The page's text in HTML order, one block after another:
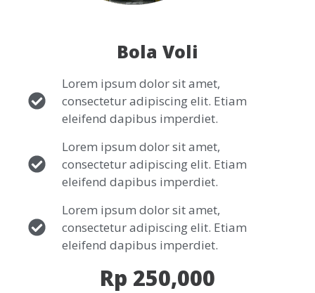
Bola Voli
Lorem ipsum dolor sit amet,
consectetur adipiscing elit. Etiam
eleifend dapibus imperdiet.
Lorem ipsum dolor sit amet,
consectetur adipiscing elit. Etiam
eleifend dapibus imperdiet.
Lorem ipsum dolor sit amet,
consectetur adipiscing elit. Etiam
eleifend dapibus imperdiet.
Rp 250,000